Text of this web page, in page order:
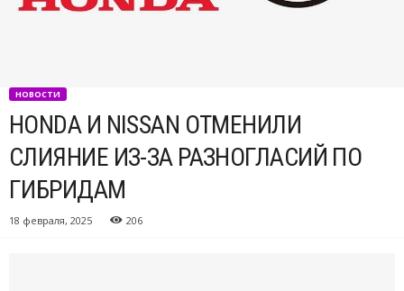
НОВОСТИ
HONDA И NISSAN ОТМЕНИЛИ
СЛИЯНИЕ ИЗ-ЗА РАЗНОГЛАСИЙ ПО
ГИБРИДАМ
18 февраля, 2025 206